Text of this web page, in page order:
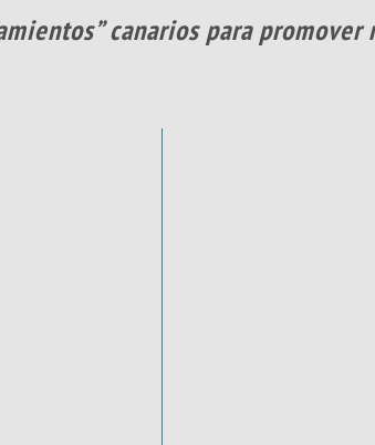
canarios para